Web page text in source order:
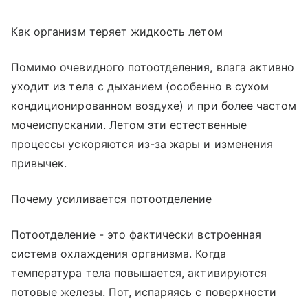
Как организм теряет жидкость летом
Помимо очевидного потоотделения, влага активно
уходит из тела с дыханием (особенно в сухом
кондиционированном воздухе) и при более частом
мочеиспускании. Летом эти естественные
процессы ускоряются из-за жары и изменения
привычек.
Почему усиливается потоотделение
Потоотделение - это фактически встроенная
система охлаждения организма. Когда
температура тела повышается, активируются
потовые железы. Пот, испаряясь с поверхности